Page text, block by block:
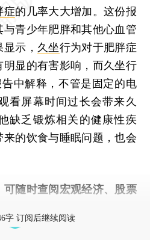
症的几率大大增加。这份报
青少年肥胖和其他心血管
示， 久坐行为对于肥胖症
显的有害影响，而久坐行
告中解释，不管是固定的电
看屏幕时间过长会带来久
缺乏锻炼相关的健康性疾
的饮食与睡眠问题，也会
可随时查阅宏观经济、股票
字 订阅后继续阅读